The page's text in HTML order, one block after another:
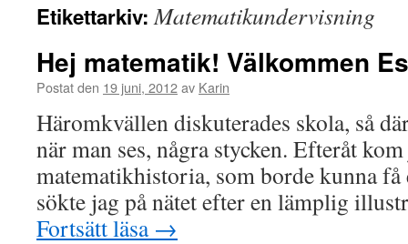
Etikettarkiv:Matematikundervisning
Hej matematik! Välkommen
Postat den 19 juni, 2012av Karin
Häromkvällen diskuterades skola, så
när man ses, några stycken. Efteråt
matematikhistoria, som borde kunna
sökte jag på nätet efter en lämplig
Fortsätt läsa →